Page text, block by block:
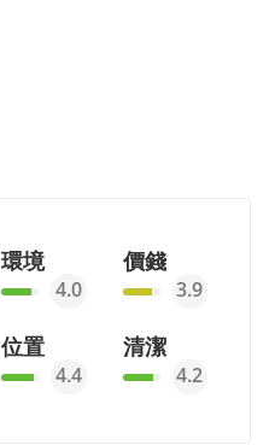
環境
4.0
價錢
3.9
位置
4.4
清潔
4.2